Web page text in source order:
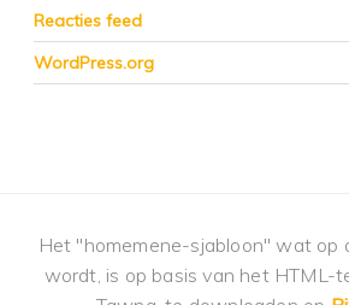
Reacties feed
WordPress.org
Het "homemene-sjabloon" wat op
wordt, is op basis van het HTML-